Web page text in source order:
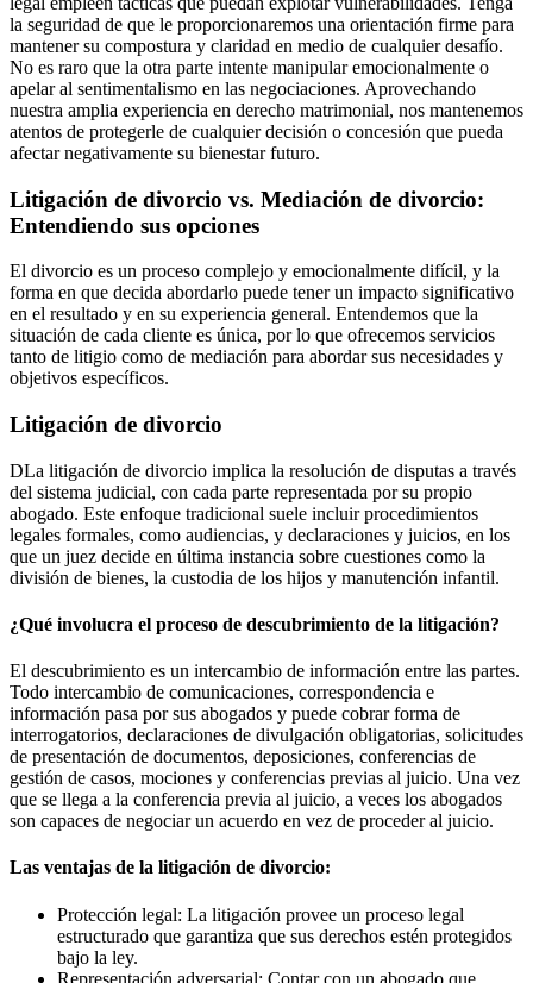
la seguridad de que le proporcionaremos una orientación firme para
mantener su compostura y claridad en medio de cualquier desafío.
No es raro que la otra parte intente manipular emocionalmente o
apelar al sentimentalismo en las negociaciones. Aprovechando
nuestra amplia experiencia en derecho matrimonial, nos mantenemos
atentos de protegerle de cualquier decisión o concesión que pueda
afectar negativamente su bienestar futuro.
Litigación de divorcio vs. Mediación de divorcio:
Entendiendo sus opciones
El divorcio es un proceso complejo y emocionalmente difícil, y la
forma en que decida abordarlo puede tener un impacto significativo
en el resultado y en su experiencia general. Entendemos que la
situación de cada cliente es única, por lo que ofrecemos servicios
tanto de litigio como de mediación para abordar sus necesidades y
objetivos específicos.
Litigación de divorcio
DLa litigación de divorcio implica la resolución de disputas a través
del sistema judicial, con cada parte representada por su propio
abogado. Este enfoque tradicional suele incluir procedimientos
legales formales, como audiencias, y declaraciones y juicios, en los
que un juez decide en última instancia sobre cuestiones como la
división de bienes, la custodia de los hijos y manutención infantil.
¿Qué involucra el proceso de descubrimiento de la litigación?
El descubrimiento es un intercambio de información entre las partes.
Todo intercambio de comunicaciones, correspondencia e
información pasa por sus abogados y puede cobrar forma de
interrogatorios, declaraciones de divulgación obligatorias, solicitudes
de presentación de documentos, deposiciones, conferencias de
gestión de casos, mociones y conferencias previas al juicio. Una vez
que se llega a la conferencia previa al juicio, a veces los abogados
son capaces de negociar un acuerdo en vez de proceder al juicio.
Las ventajas de la litigación de divorcio:
Protección legal: La litigación provee un proceso legal
estructurado que garantiza que sus derechos estén protegidos
bajo la ley.
Representación adversarial: Contar con un abogado que